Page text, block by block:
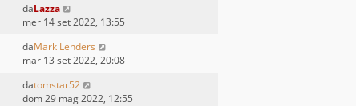
daLazza
mer 14 set 2022, 13:55
daMark Lenders
mar 13 set 2022, 20:08
datomstar52
dom 29 mag 2022, 12:55